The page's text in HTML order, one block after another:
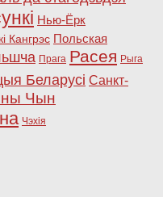
Нью-Ёрк
Кангрэс Польская
Прага Расея Рыга
Беларусі Санкт-
Чын
Чэхія